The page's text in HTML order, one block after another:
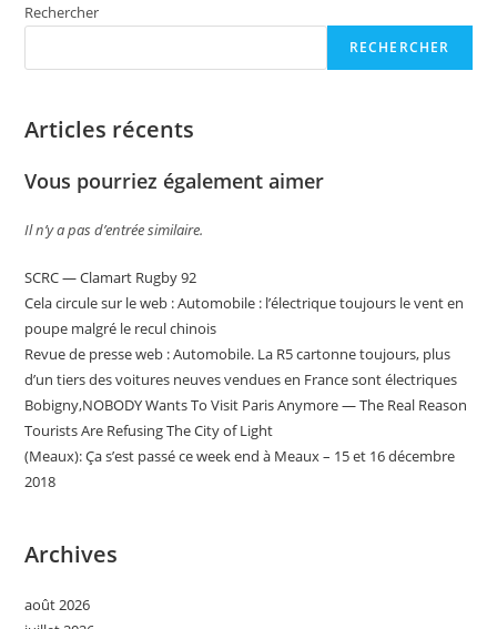
Rechercher
RECHERCHER
Articles récents
Vous pourriez également aimer
Il n’y a pas d’entrée similaire.
SCRC — Clamart Rugby 92
Cela circule sur le web : Automobile : l’électrique toujours le vent en
poupe malgré le recul chinois
Revue de presse web : Automobile. La R5 cartonne toujours, plus
d’un tiers des voitures neuves vendues en France sont électriques
Bobigny,NOBODY Wants To Visit Paris Anymore — The Real Reason
Tourists Are Refusing The City of Light
(Meaux): Ça s’est passé ce week end à Meaux – 15 et 16 décembre
2018
Archives
août 2026